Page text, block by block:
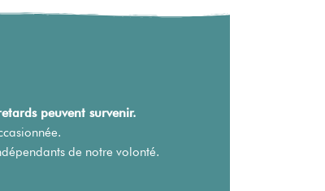
peuvent survenir.
de notre volonté.